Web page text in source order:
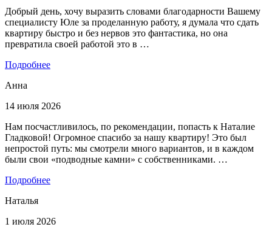
Добрый день, хочу выразить словами благодарности Вашему
специалисту Юле за проделанную работу, я думала что сдать
квартиру быстро и без нервов это фантастика, но она
превратила своей работой это в …
Подробнее
Анна
14 июля 2026
Нам посчастливилось, по рекомендации, попасть к Наталие
Гладковой! Огромное спасибо за нашу квартиру! Это был
непростой путь: мы смотрели много вариантов, и в каждом
были свои «подводные камни» с собственниками. …
Подробнее
Наталья
1 июля 2026